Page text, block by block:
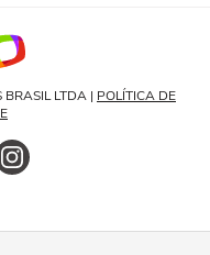
LTDA | POLÍTICA DE